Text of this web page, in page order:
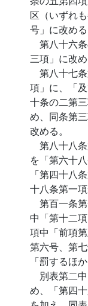
区（いずれ
号」に改める
第八十六
三項」に改め
第八十七
項」に、「
十条の二第
め、同条第
改める。
第八十八
を「第六十
「第四十八
十八条第一
第百一条
中「第十二
項中「前項
第六号、第
「罰するほ
別表第二
め、「第四